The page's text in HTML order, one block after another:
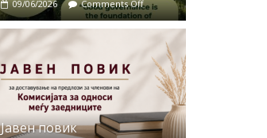
09/06/2026 Comments Off
Јавен повик